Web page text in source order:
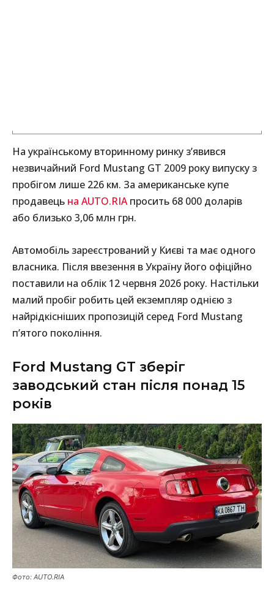
На українському вторинному ринку з’явився
незвичайний Ford Mustang GT 2009 року випуску з
пробігом лише 226 км. За американське купе
продавець на AUTO.RIAпросить 68 000 доларів
або близько 3,06 млн грн.
Автомобіль зареєстрований у Києві та має одного
власника. Після ввезення в Україну його офіційно
поставили на облік 12 червня 2026 року. Настільки
малий пробіг робить цей екземпляр однією з
найрідкісніших пропозицій серед Ford Mustang
п’ятого покоління.
Ford Mustang GT зберіг
заводський стан після понад 15
років
Фото: AUTO.RIA